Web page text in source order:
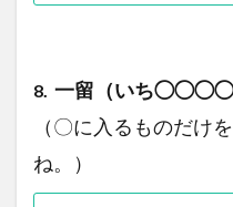
8. 一留（いち◯◯◯◯
（〇に入るものだけを
ね。）